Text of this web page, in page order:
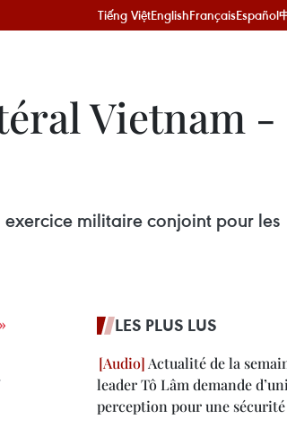
Tiếng ViệtEnglishFrançaisEspañol
Vietnam -
exercice militaire conjoint pour les
LES PLUS LUS
Actualité de la
leader Tô Lâm demande
perception pour une